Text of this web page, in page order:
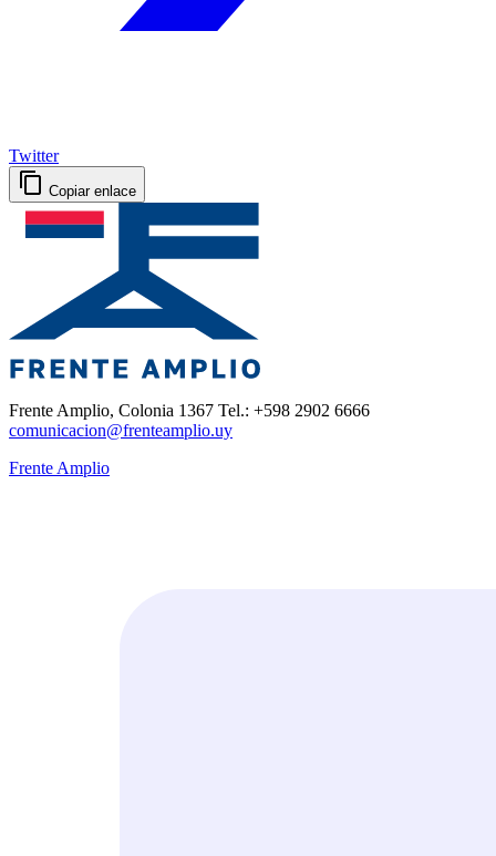
Twitter
Copiar enlace
Frente Amplio, Colonia 1367 Tel.: +598 2902 6666
comunicacion@frenteamplio.uy
Frente Amplio